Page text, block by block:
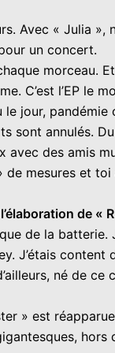
Avec « Julia »,
un concert.
morceau.
C’est l’EP le
le jour, pandémie
sont annulés.
des amis
mesures et toi
de «
de la
J’étais
né de ce
» est
hors